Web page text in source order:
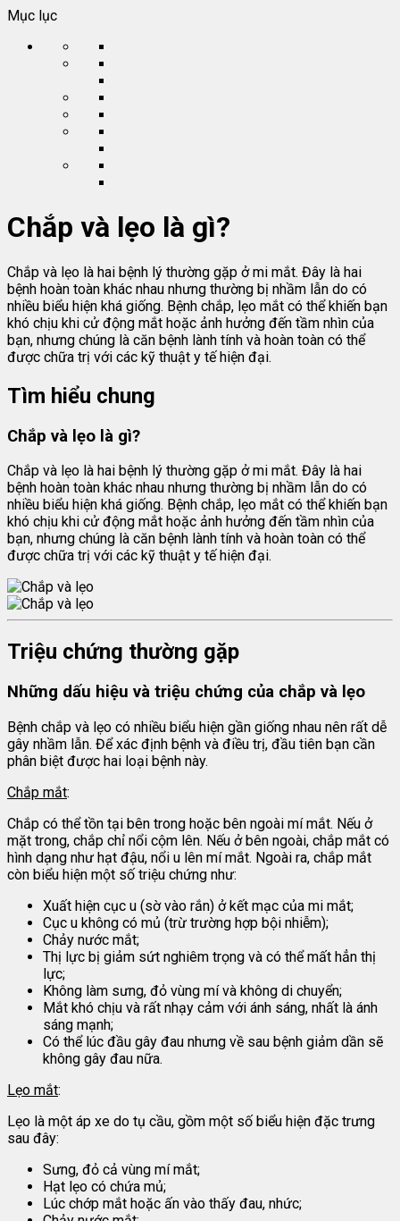
Mục lục
Chắp và lẹo là gì?
Chắp và lẹo là hai bệnh lý thường gặp ở mi mắt. Đây là hai
bệnh hoàn toàn khác nhau nhưng thường bị nhầm lẫn do có
nhiều biểu hiện khá giống. Bệnh chắp, lẹo mắt có thể khiến bạn
khó chịu khi cử động mắt hoặc ảnh hưởng đến tầm nhìn của
bạn, nhưng chúng là căn bệnh lành tính và hoàn toàn có thể
được chữa trị với các kỹ thuật y tế hiện đại.
Tìm hiểu chung
Chắp và lẹo là gì?
Chắp và lẹo là hai bệnh lý thường gặp ở mi mắt. Đây là hai
bệnh hoàn toàn khác nhau nhưng thường bị nhầm lẫn do có
nhiều biểu hiện khá giống. Bệnh chắp, lẹo mắt có thể khiến bạn
khó chịu khi cử động mắt hoặc ảnh hưởng đến tầm nhìn của
bạn, nhưng chúng là căn bệnh lành tính và hoàn toàn có thể
được chữa trị với các kỹ thuật y tế hiện đại.
Triệu chứng thường gặp
Những dấu hiệu và triệu chứng của chắp và lẹo
Bệnh chắp và lẹo có nhiều biểu hiện gần giống nhau nên rất dễ
gây nhầm lẫn. Để xác định bệnh và điều trị, đầu tiên bạn cần
phân biệt được hai loại bệnh này.
Chắp mắt:
Chắp có thể tồn tại bên trong hoặc bên ngoài mí mắt. Nếu ở
mặt trong, chắp chỉ nổi cộm lên. Nếu ở bên ngoài, chắp mắt có
hình dạng như hạt đậu, nổi u lên mí mắt. Ngoài ra, chắp mắt
còn biểu hiện một số triệu chứng như:
Xuất hiện cục u (sờ vào rắn) ở kết mạc của mi mắt;
Cục u không có mủ (trừ trường hợp bội nhiễm);
Chảy nước mắt;
Thị lực bị giảm sứt nghiêm trọng và có thể mất hẳn thị
lực;
Không làm sưng, đỏ vùng mí và không di chuyển;
Mắt khó chịu và rất nhạy cảm với ánh sáng, nhất là ánh
sáng mạnh;
Có thể lúc đầu gây đau nhưng về sau bệnh giảm dần sẽ
không gây đau nữa.
Lẹo mắt:
Lẹo là một áp xe do tụ cầu, gồm một số biểu hiện đặc trưng
sau đây:
Sưng, đỏ cả vùng mí mắt;
Hạt lẹo có chứa mủ;
Lúc chớp mắt hoặc ấn vào thấy đau, nhức;